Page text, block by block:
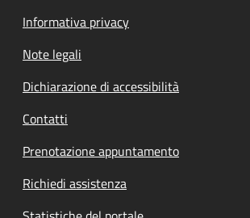
Informativa privacy
Note legali
Dichiarazione di accessibilità
Contatti
Prenotazione appuntamento
Richiedi assistenza